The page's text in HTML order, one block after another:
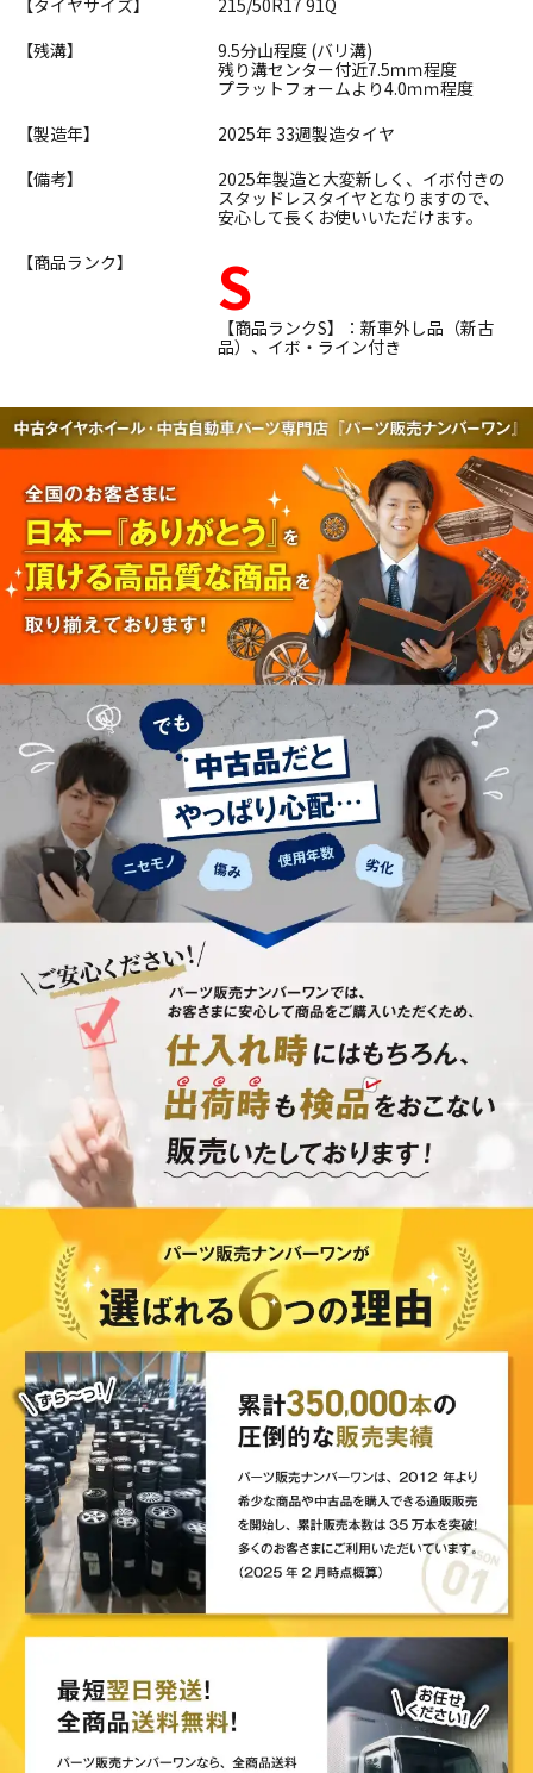
【残溝】
9.5分山程度 (バリ溝)
残り溝センター付近7.5ｍｍ程度
プラットフォームより4.0ｍｍ程度
【製造年】
2025年 33週製造タイヤ
【備考】
2025年製造と大変新しく、イボ付きの
スタッドレスタイヤとなりますので、
安心して長くお使いいただけます。
【商品ランク】
S
【商品ランクS】：新車外し品（新古
品）、イボ・ライン付き